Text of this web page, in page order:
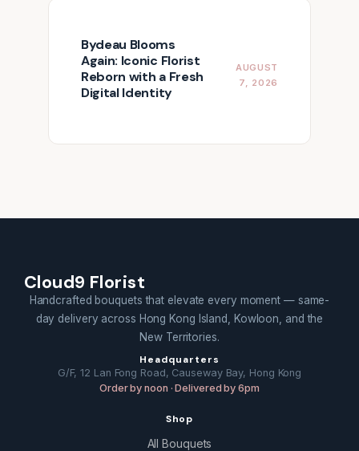
Bydeau Blooms
Again: Iconic Florist
Reborn with a Fresh
Digital Identity
AUGUST
7, 2026
Cloud9 Florist
Handcrafted bouquets that elevate every moment — same-
day delivery across Hong Kong Island, Kowloon, and the
New Territories.
Headquarters
G/F, 12 Lan Fong Road, Causeway Bay, Hong Kong
Order by noon · Delivered by 6pm
Shop
All Bouquets